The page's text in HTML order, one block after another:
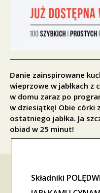
Danie zainspirowane
wieprzowe w jabłkach z
w domu zaraz po
w dziesiątkę! Obie córki
ostatniego jabłka. Ja
obiad w 25 minut!
Składniki